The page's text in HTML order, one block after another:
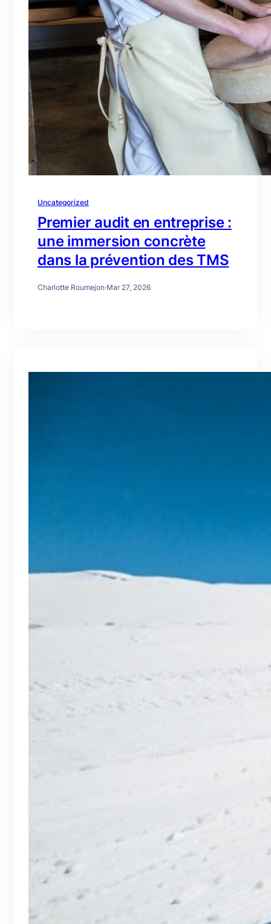
Uncategorized
Premier audit en entreprise :
une immersion concrète
dans la prévention des TMS
Charlotte Roumejon·Mar 27, 2026